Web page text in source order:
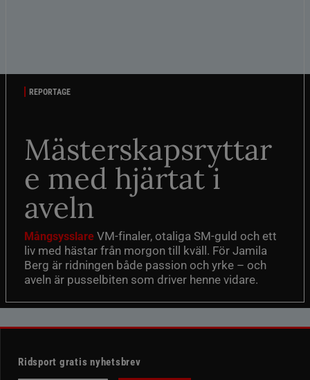
REPORTAGE
Mästerskapsryttar
e med hjärtat i
aveln
Mångsysslare VM-finaler, otaliga SM-guld och ett
liv med hästar från morgon till kväll. För Jamila
Berg är ridningen både passion och yrke – och
aveln är pusselbiten som driver henne vidare.
Ridsport gratis nyhetsbrev